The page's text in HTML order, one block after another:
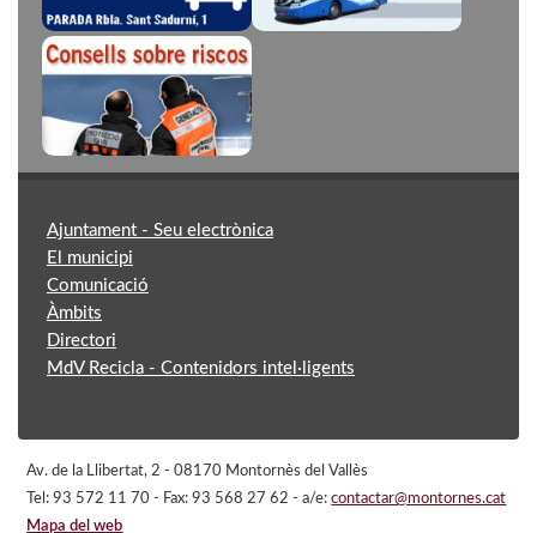
Ajuntament - Seu electrònica
El municipi
Comunicació
Àmbits
Directori
MdV Recicla - Contenidors intel·ligents
Av. de la Llibertat, 2 - 08170 Montornès del Vallès
Tel: 93 572 11 70 - Fax: 93 568 27 62 - a/e:contactar@montornes.cat
Mapa del web